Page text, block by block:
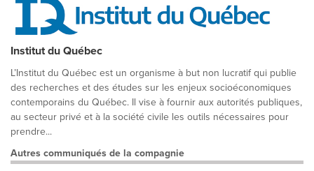
Institut du Québec
L’Institut du Québec est un organisme à but non lucratif qui publie
des recherches et des études sur les enjeux socioéconomiques
contemporains du Québec. Il vise à fournir aux autorités publiques,
au secteur privé et à la société civile les outils nécessaires pour
prendre...
Autres communiqués de la compagnie